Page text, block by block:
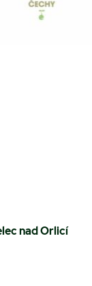
nad Orlicí